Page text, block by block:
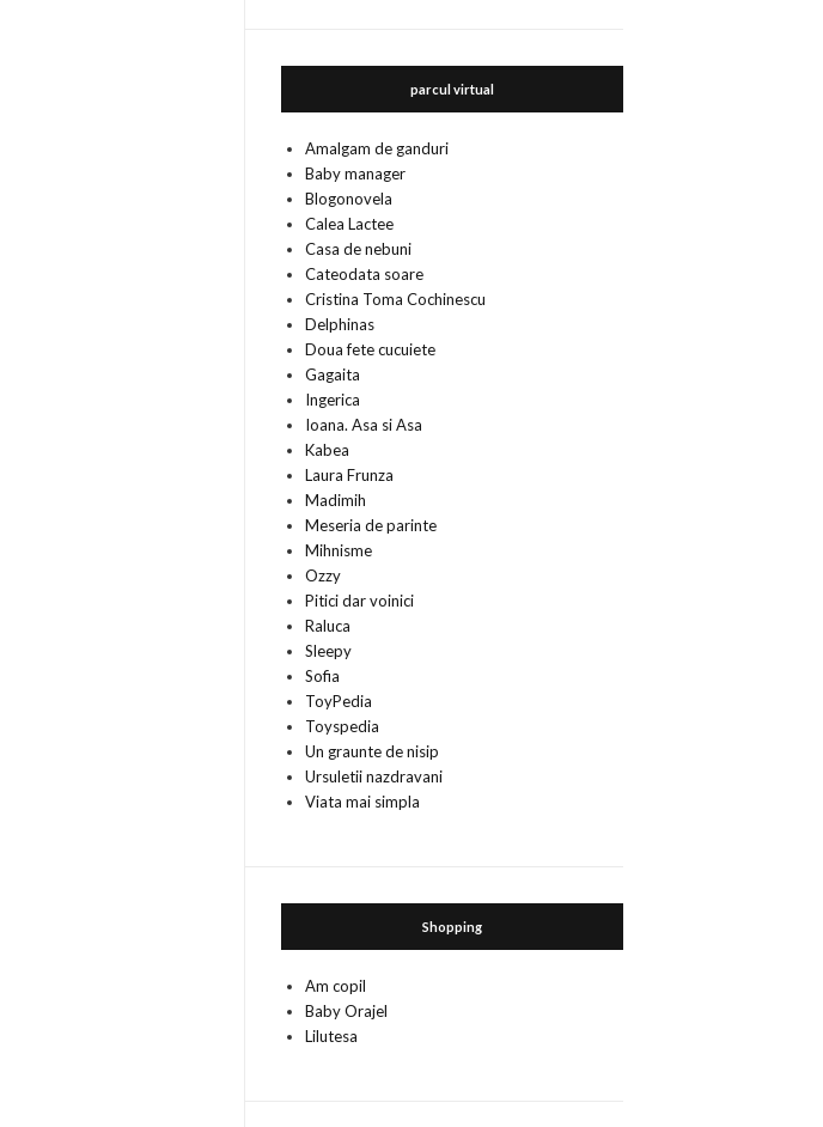
parcul virtual
Amalgam de ganduri
Baby manager
Blogonovela
Calea Lactee
Casa de nebuni
Cateodata soare
Cristina Toma Cochinescu
Delphinas
Doua fete cucuiete
Gagaita
Ingerica
Ioana. Asa si Asa
Kabea
Laura Frunza
Madimih
Meseria de parinte
Mihnisme
Ozzy
Pitici dar voinici
Raluca
Sleepy
Sofia
ToyPedia
Toyspedia
Un graunte de nisip
Ursuletii nazdravani
Viata mai simpla
Shopping
Am copil
Baby Orajel
Lilutesa